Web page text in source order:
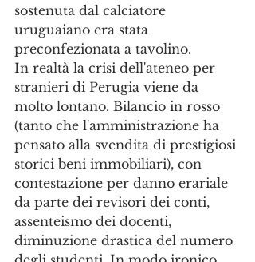
sostenuta dal calciatore
uruguaiano era stata
preconfezionata a tavolino.
In realtà la crisi dell'ateneo per
stranieri di Perugia viene da
molto lontano. Bilancio in rosso
(tanto che l'amministrazione ha
pensato alla svendita di prestigiosi
storici beni immobiliari), con
contestazione per danno erariale
da parte dei revisori dei conti,
assenteismo dei docenti,
diminuzione drastica del numero